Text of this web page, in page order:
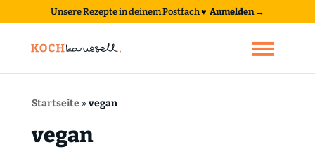
Unsere Rezepte in deinem Postfach♥ Anmelden →
Startseite»vegan
vegan